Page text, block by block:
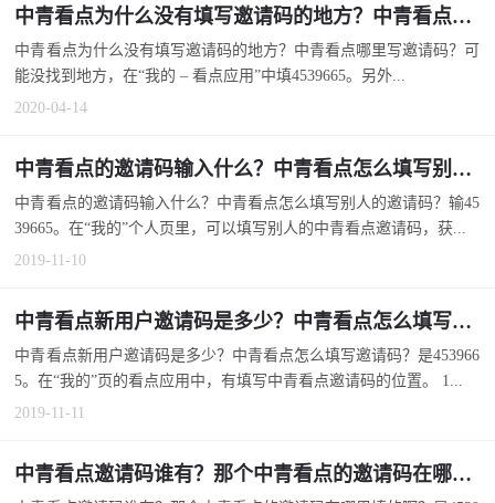
中青看点为什么没有填写邀请码的地方？中青看点哪里写邀请码？
中青看点为什么没有填写邀请码的地方？中青看点哪里写邀请码？可
能没找到地方，在“我的 – 看点应用”中填4539665。另外...
2020-04-14
中青看点的邀请码输入什么？中青看点怎么填写别人的邀请码？
中青看点的邀请码输入什么？中青看点怎么填写别人的邀请码？输45
39665。在“我的”个人页里，可以填写别人的中青看点邀请码，获...
2019-11-10
中青看点新用户邀请码是多少？中青看点怎么填写邀请码？
中青看点新用户邀请码是多少？中青看点怎么填写邀请码？是453966
5。在“我的”页的看点应用中，有填写中青看点邀请码的位置。 1...
2019-11-11
中青看点邀请码谁有？那个中青看点的邀请码在哪里填的啊？